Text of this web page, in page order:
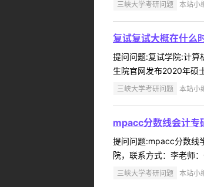
三峡大学考研问题 本站小
复试复试大概在什么
提问问题:复试学院:计
生院官网发布2020年硕
三峡大学考研问题 本站小
mpacc分数线会计专
提问问题:mpacc分数线
院，联系方式：李老
三峡大学考研问题 本站小